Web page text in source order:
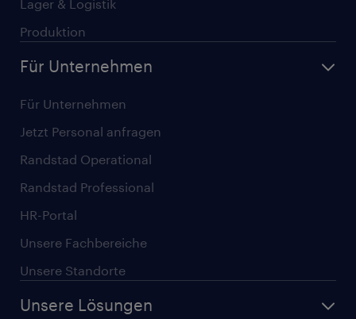
Lager & Logistik
Produktion
Für Unternehmen
Für Unternehmen
Jetzt Personal anfragen
Randstad Operational
Randstad Professional
HR-Portal
Unsere Fachbereiche
Unsere Standorte
Unsere Lösungen